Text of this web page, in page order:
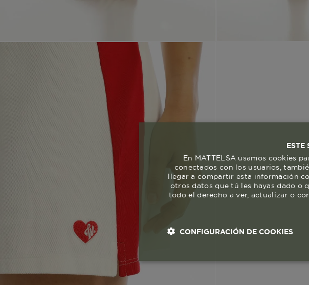
ESTE
En MATTELSA usamos cookies
conectados con los usuarios,
llegar a compartir esta información
otros datos que tú les hayas dado o
todo el derecho a ver, actualizar o
CONFIGURACIÓN DE COOKIES
Cookies esenciales y